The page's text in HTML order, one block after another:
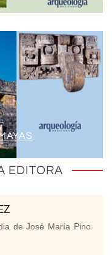
EDITORA
de José María Pino